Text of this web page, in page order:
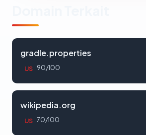
gradle.properties
US 90/100
wikipedia.org
US 70/100